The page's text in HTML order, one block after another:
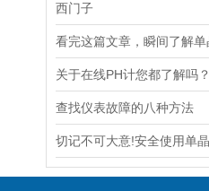
西门子
关于在线PH计您都了解吗？
查找仪表故障的八种方法